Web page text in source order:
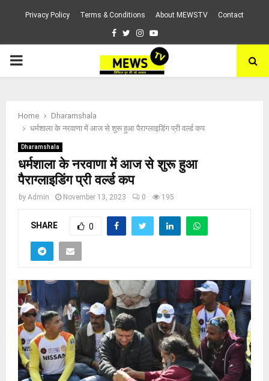
Privacy Policy Terms & Conditions About MEWSTV Contact
Facebook
TwitterInstagram
Youtube
PRIMARY
Home
Dharamshala
धर्मशाला के नरवाणा में आज से शुरू हुआ पैराग्लाइडिंग प्री वर्ल्ड कप
Dharamshala
धर्मशाला के नरवाणा में आज से शुरू हुआ
पैराग्लाइडिंग प्री वर्ल्ड कप
by Admin November 13, 2023 0 195
SHARE 0